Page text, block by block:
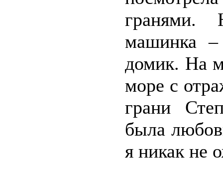
гранями.
машинка –
домик. На
море с
грани
была
я никак не